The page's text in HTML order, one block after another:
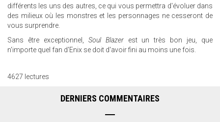
différents les uns des autres, ce qui vous permettra d'évoluer dans
des milieux où les monstres et les personnages ne cesseront de
vous surprendre.
Sans être exceptionnel, Soul Blazer est un très bon jeu, que
n'importe quel fan d'Enix se doit d'avoir fini au moins une fois.
4627 lectures
DERNIERS COMMENTAIRES